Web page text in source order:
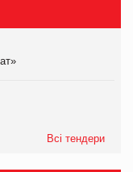
Всі тендери